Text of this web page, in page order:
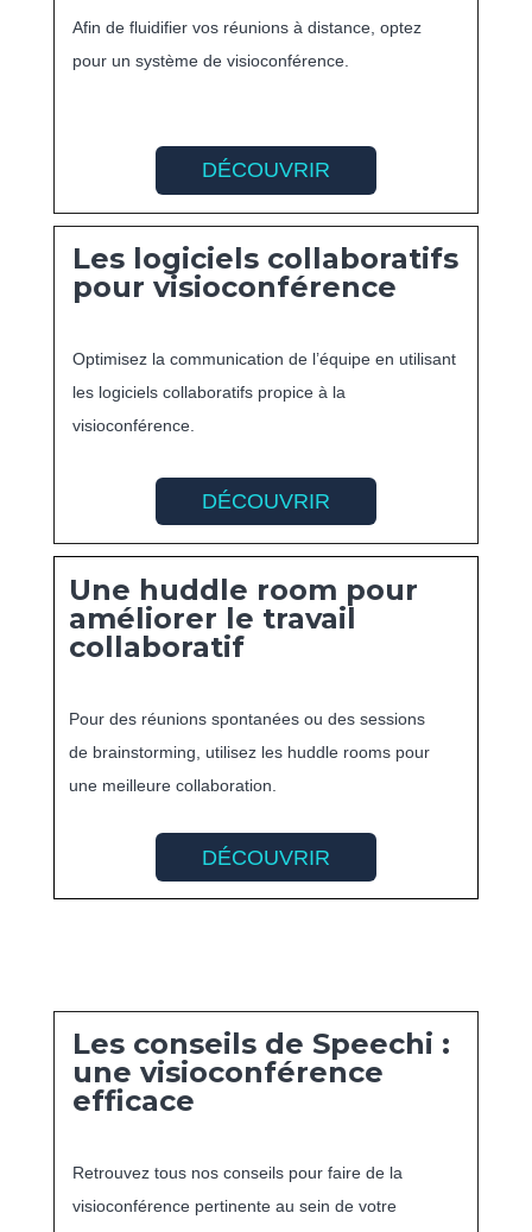
Afin de fluidifier vos réunions à distance, optez
pour un système de visioconférence.
DÉCOUVRIR
Les logiciels collaboratifs
pour visioconférence
Optimisez la communication de l’équipe en utilisant
les logiciels collaboratifs propice à la
visioconférence.
DÉCOUVRIR
Une huddle room pour
améliorer le travail
collaboratif
Pour des réunions spontanées ou des sessions
de brainstorming, utilisez les huddle rooms pour
une meilleure collaboration.
DÉCOUVRIR
Les conseils de Speechi :
une visioconférence
efficace
Retrouvez tous nos conseils pour faire de la
visioconférence pertinente au sein de votre